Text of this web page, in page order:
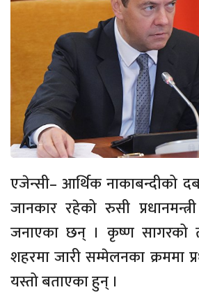
एजेन्सी– आर्थिक नाकाबन्दीको
जानकार रहेको रुसी
जनाएका छन् । कृष्ण सागरको
शहरमा जारी सम्मेलनका क्रममा
यस्तो बताएका हुन् ।